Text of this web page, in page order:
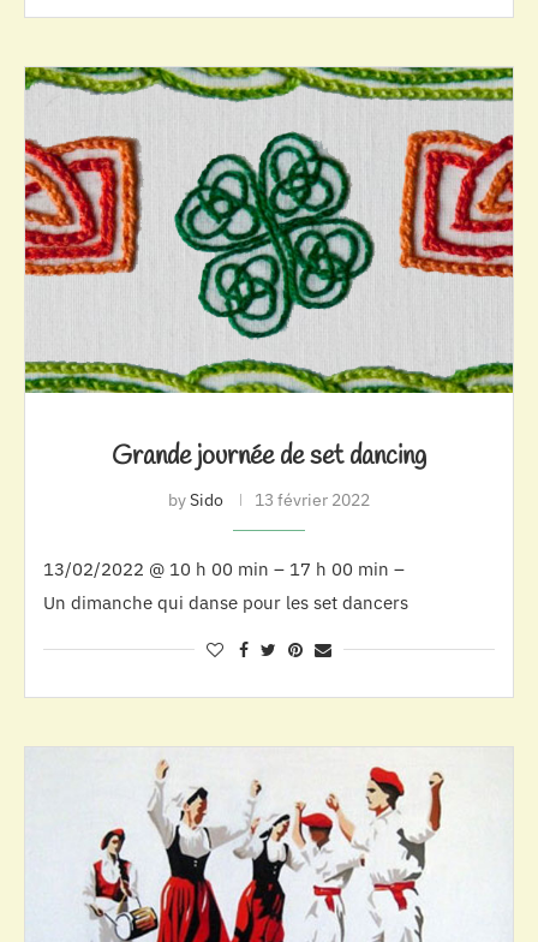
Grande journée de set dancing
bySido 13 février 2022
13/02/2022 @ 10 h 00 min – 17 h 00 min –
Un dimanche qui danse pour les set dancers